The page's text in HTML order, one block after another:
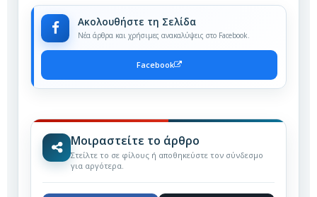
Ακολουθήστε τη Σελίδα
Νέα άρθρα και χρήσιμες ανακαλύψεις στο Facebook.
Facebook
Μοιραστείτε το άρθρο
Στείλτε το σε φίλους ή αποθηκεύστε τον σύνδεσμο
για αργότερα.